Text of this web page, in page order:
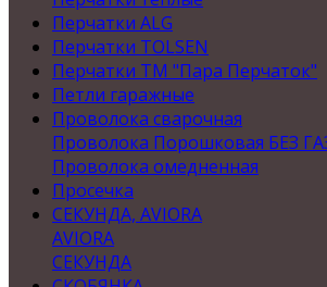
Перчатки ALG
Перчатки TOLSEN
Перчатки ТМ "Пара Перчаток"
Петли гаражные
Проволока сварочная
Проволока Порошковая БЕЗ
Проволока омедненная
Просечка
СЕКУНДА, AVIORA
AVIORA
СЕКУНДА